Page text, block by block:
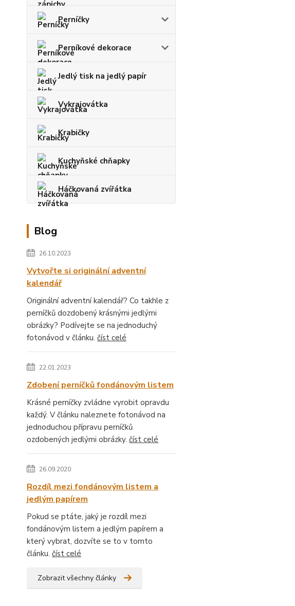
Perníčky
Perníkové dekorace
Jedlý tisk na jedlý papír
Vykrajovátka
Krabičky
Kuchyňské chňapky
Háčkovaná zvířátka
Blog
26.10.2023
Vytvořte si originální adventní
kalendář
Originální adventní kalendář? Co takhle z
perníčků dozdobený krásnými jedlými
obrázky? Podívejte se na jednoduchý
fotonávod v článku. číst celé
22.01.2023
Zdobení perníčků fondánovým listem
Krásné perníčky zvládne vyrobit opravdu
každý. V článku naleznete fotonávod na
jednoduchou přípravu perníčků
ozdobených jedlými obrázky. číst celé
26.09.2020
Rozdíl mezi fondánovým listem a
jedlým papírem
Pokud se ptáte, jaký je rozdíl mezi
fondánovým listem a jedlým papírem a
který vybrat, dozvíte se to v tomto
článku. číst celé
Zobrazit všechny články